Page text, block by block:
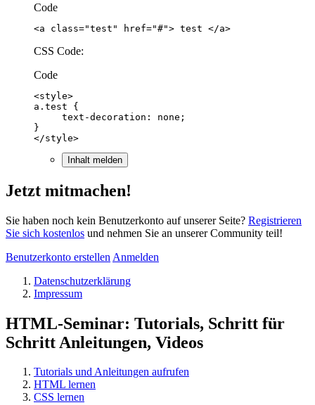
Code
<a class="test" href="#"> test </a>
CSS Code:
Code
</style>
Inhalt melden
Jetzt mitmachen!
Sie haben noch kein Benutzerkonto auf unserer Seite? Registrieren
Sie sich kostenlos und nehmen Sie an unserer Community teil!
Benutzerkonto erstellen Anmelden
Datenschutzerklärung
Impressum
HTML-Seminar: Tutorials, Schritt für
Schritt Anleitungen, Videos
Tutorials und Anleitungen aufrufen
HTML lernen
CSS lernen